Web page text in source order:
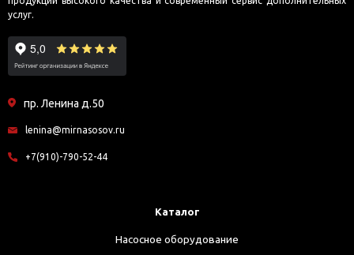
услуг.
пр. Ленина д.50
lenina@mirnasosov.ru
+7(910)-790-52-44
Каталог
Насосное оборудование